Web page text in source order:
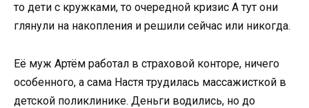
то дети с кружками, то очередной кризис А тут они
глянули на накопления и решили сейчас или никогда.
Её муж Артём работал в страховой конторе, ничего
особенного, а сама Настя трудилась массажисткой в
детской поликлинике. Деньги водились, но до